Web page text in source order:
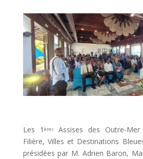
Les 1 ères
Assises des Outre-
Filière, Villes et Destinations
présidées par M. Adrien Baron,